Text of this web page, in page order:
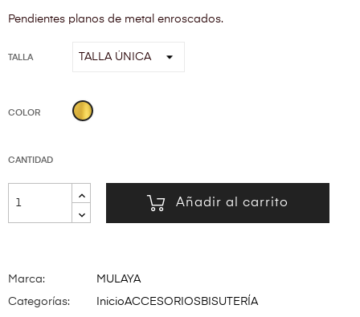
Pendientes planos de metal enroscados.
TALLA
COLOR Oro
CANTIDAD
Añadir al carrito
Marca:
MULAYA
Categorías:
InicioACCESORIOS BISUTERÍA